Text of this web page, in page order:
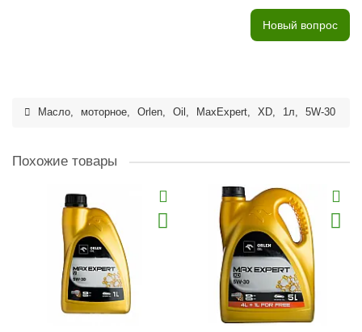
Новый вопрос
Масло, моторное, Orlen, Oil , MaxExpert, XD, 1л, 5W-30
Похожие товары